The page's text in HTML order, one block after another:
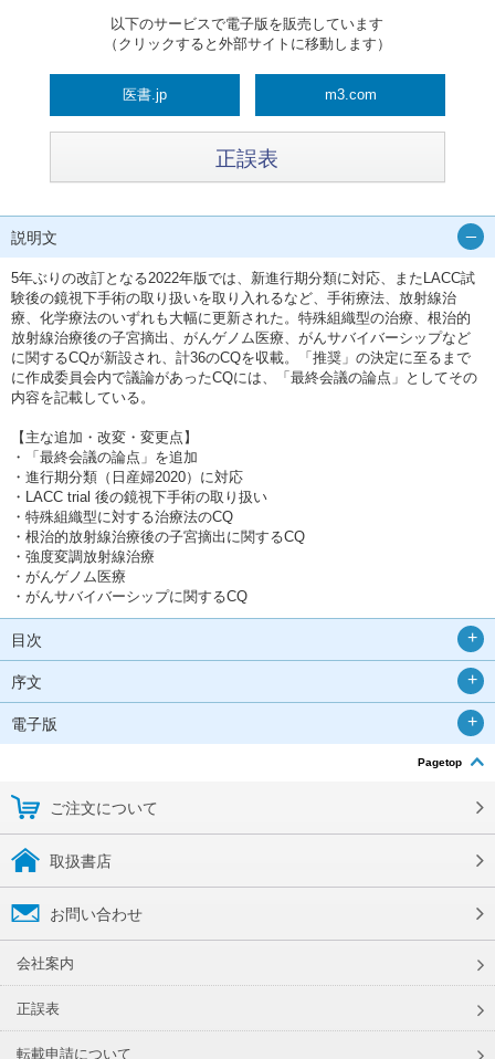
以下のサービスで電子版を販売しています
（クリックすると外部サイトに移動します）
医書.jp m3.com
正誤表
説明文
5年ぶりの改訂となる2022年版では、新進行期分類に対応、またLACC試
験後の鏡視下手術の取り扱いを取り入れるなど、手術療法、放射線治
療、化学療法のいずれも大幅に更新された。特殊組織型の治療、根治的
放射線治療後の子宮摘出、がんゲノム医療、がんサバイバーシップなど
に関するCQが新設され、計36のCQを収載。「推奨」の決定に至るまで
に作成委員会内で議論があったCQには、「最終会議の論点」としてその
内容を記載している。
【主な追加・改変・変更点】
・「最終会議の論点」を追加
・進行期分類（日産婦2020）に対応
・LACC trial 後の鏡視下手術の取り扱い
・特殊組織型に対する治療法のCQ
・根治的放射線治療後の子宮摘出に関するCQ
・強度変調放射線治療
・がんゲノム医療
・がんサバイバーシップに関するCQ
目次
序文
電子版
Pagetop
ご注文について
取扱書店
お問い合わせ
会社案内
正誤表
転載申請について